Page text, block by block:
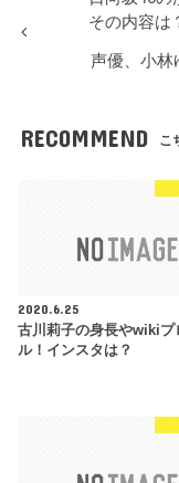
その内容は
声優、小林
RECOMMEND こ
2020.6.25
古川莉子の身長やwikiプ
ル！インスタは？